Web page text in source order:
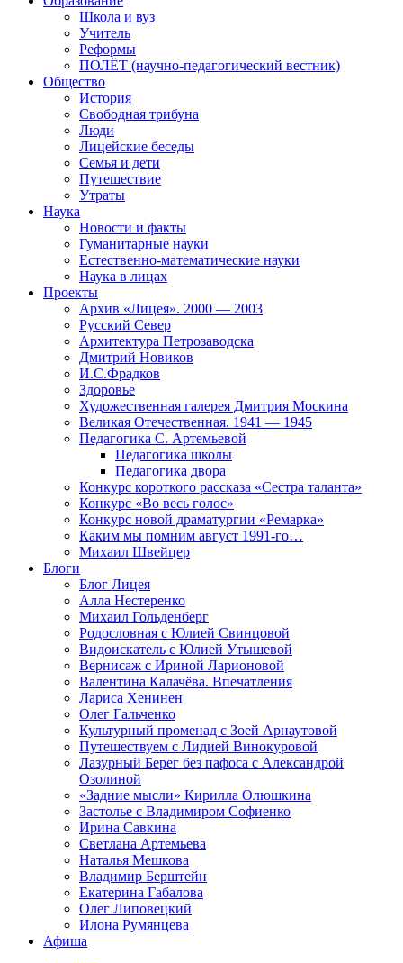
Школа и вуз
Учитель
Реформы
ПОЛЁТ (научно-педагогический вестник)
Общество
История
Свободная трибуна
Люди
Лицейские беседы
Семья и дети
Путешествие
Утраты
Наука
Новости и факты
Гуманитарные науки
Естественно-математические науки
Наука в лицах
Проекты
Архив «Лицея». 2000 — 2003
Русский Север
Архитектура Петрозаводска
Дмитрий Новиков
И.С.Фрадков
Здоровье
Художественная галерея Дмитрия Москина
Великая Отечественная. 1941 — 1945
Педагогика С. Артемьевой
Педагогика школы
Педагогика двора
Конкурс короткого рассказа «Сестра таланта»
Конкурс «Во весь голос»
Конкурс новой драматургии «Ремарка»
Каким мы помним август 1991-го…
Михаил Швейцер
Блоги
Блог Лицея
Алла Нестеренко
Михаил Гольденберг
Родословная с Юлией Свинцовой
Видоискатель с Юлией Утышевой
Вернисаж с Ириной Ларионовой
Валентина Калачёва. Впечатления
Лариса Хенинен
Олег Гальченко
Культурный променад с Зоей Арнаутовой
Путешествуем с Лидией Винокуровой
Лазурный Берег без пафоса с Александрой
Озолиной
«Задние мысли» Кирилла Олюшкина
Застолье с Владимиром Софиенко
Ирина Савкина
Светлана Артемьева
Наталья Мешкова
Владимир Берштейн
Екатерина Габалова
Олег Липовецкий
Илона Румянцева
Афиша